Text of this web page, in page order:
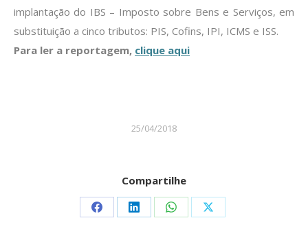
implantação do IBS – Imposto sobre Bens e Serviços, em
substituição a cinco tributos: PIS, Cofins, IPI, ICMS e ISS.
Para ler a reportagem, clique aqui
25/04/2018
Compartilhe
Share Share Share Share